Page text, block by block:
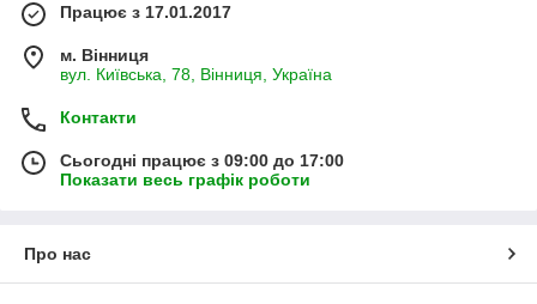
Працює з 17.01.2017
м. Вінниця
вул. Київська, 78, Вінниця, Україна
Контакти
Сьогодні працює з 09:00 до 17:00
Показати весь графік роботи
Про нас